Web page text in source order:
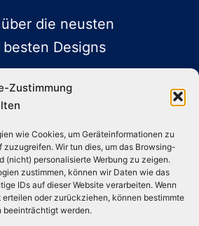
Zustimmung
wie Cookies, um Geräteinformationen zu
Wir tun dies, um das Browsing-
(nicht) personalisierte Werbung zu zeigen.
zustimmen, können wir Daten wie das
IDs auf dieser Website verarbeiten. Wenn
oder zurückziehen, können bestimmte
beeinträchtigt werden.
die neusten
Designs
Media